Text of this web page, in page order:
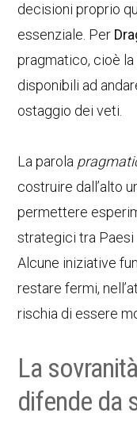
decisioni proprio
essenziale. Per
pragmatico, cioè
disponibili ad
ostaggio dei veti.
La parola
costruire dall’alto
permettere
strategici tra Paesi
Alcune iniziative
restare fermi,
rischia di essere
La
difende da